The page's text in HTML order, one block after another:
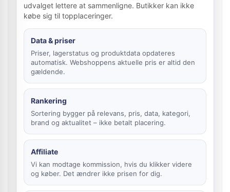
udvalget lettere at sammenligne. Butikker kan ikke
købe sig til topplaceringer.
Data & priser
Priser, lagerstatus og produktdata opdateres
automatisk. Webshoppens aktuelle pris er altid den
gældende.
Rankering
Sortering bygger på relevans, pris, data, kategori,
brand og aktualitet – ikke betalt placering.
Affiliate
Vi kan modtage kommission, hvis du klikker videre
og køber. Det ændrer ikke prisen for dig.